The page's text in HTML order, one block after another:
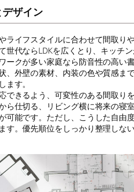
ザイン
ライフスタイルに合わせて間取り
世代ならLDKを広くとり、キッチ
ークが多い家庭なら防音性の高い
、外壁の素材、内装の色や質感ま
す。
できるよう、可変性のある間取り
ら仕切る、リビング横に将来の寝
可能です。ただし、こうした自由
す。優先順位をしっかり整理しな